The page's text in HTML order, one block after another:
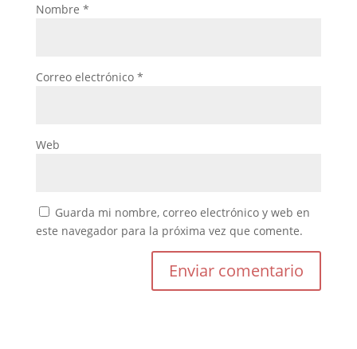
Nombre *
Correo electrónico *
Web
Guarda mi nombre, correo electrónico y web en
este navegador para la próxima vez que comente.